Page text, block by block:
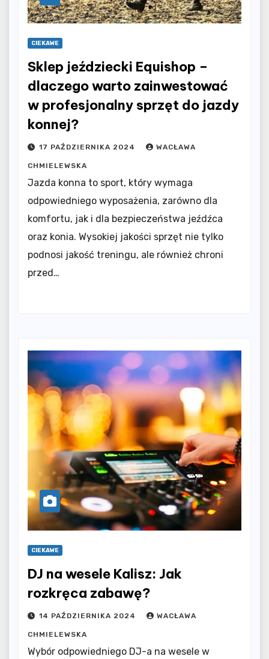
CIEKAWE
Sklep jeździecki Equishop –
dlaczego warto zainwestować
w profesjonalny sprzęt do jazdy
konnej?
17 PAŹDZIERNIKA 2024 WACŁAWA
CHMIELEWSKA
Jazda konna to sport, który wymaga
odpowiedniego wyposażenia, zarówno dla
komfortu, jak i dla bezpieczeństwa jeźdźca
oraz konia. Wysokiej jakości sprzęt nie tylko
podnosi jakość treningu, ale również chroni
przed…
CIEKAWE
DJ na wesele Kalisz: Jak
rozkręca zabawę?
14 PAŹDZIERNIKA 2024 WACŁAWA
CHMIELEWSKA
Wybór odpowiedniego DJ-a na wesele w